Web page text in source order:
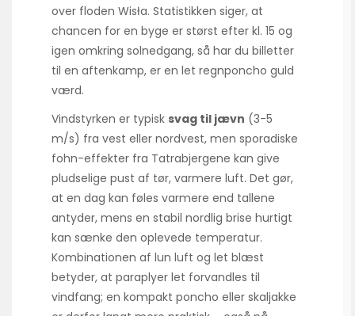
over floden Wisła. Statistikken siger, at
chancen for en byge er størst efter kl. 15 og
igen omkring solnedgang, så har du billetter
til en aften­kamp, er en let regnponcho guld
værd.
Vindstyrken er typisk svag til jævn (3-5
m/s) fra vest eller nordvest, men sporadiske
fohn-effekter fra Tatra­bjergene kan give
pludselige pust af tør, varmere luft. Det gør,
at en dag kan føles varmere end tallene
antyder, mens en stabil nordlig brise hurtigt
kan sænke den oplevede temperatur.
Kombinationen af lun luft og let blæst
betyder, at paraplyer let forvandles til
vindfang; en kompakt poncho eller skaljakke